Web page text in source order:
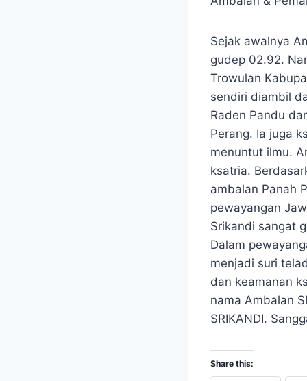
Sejak awalnya
gudep 02.92.
Trowulan
sendiri diambil
Raden Pandu
Perang. Ia juga
menuntut ilmu.
ksatria.
ambalan Panah
pewayangan
Srikandi sangat
Dalam
menjadi suri
dan keamanan
nama Ambalan
SRIKANDI.
Share this: